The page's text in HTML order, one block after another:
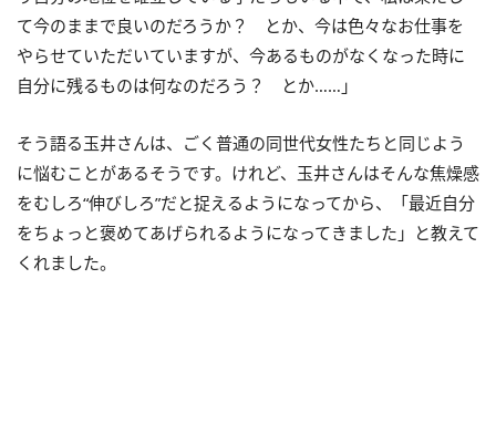
て今のままで良いのだろうか？ とか、今は色々なお仕事を
やらせていただいていますが、今あるものがなくなった時に
自分に残るものは何なのだろう？ とか……」
そう語る玉井さんは、ごく普通の同世代女性たちと同じよう
に悩むことがあるそうです。けれど、玉井さんはそんな焦燥感
をむしろ“伸びしろ”だと捉えるようになってから、「最近自分
をちょっと褒めてあげられるようになってきました」と教えて
くれました。